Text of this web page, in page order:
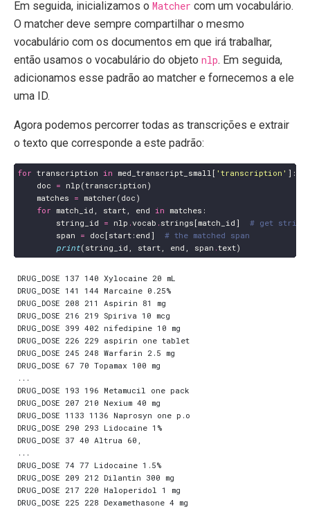
Em seguida, inicializamos o Matcher com um vocabulário.
O matcher deve sempre compartilhar o mesmo
vocabulário com os documentos em que irá trabalhar,
então usamos o vocabulário do objeto nlp. Em seguida,
adicionamos esse padrão ao matcher e fornecemos a ele
uma ID.
Agora podemos percorrer todas as transcrições e extrair
o texto que corresponde a este padrão:
for transcription in med_transcript_small [ 'transcription' ]:
doc = nlp (transcription )
matches = matcher ( doc )
for match_id start end in matches :
string_id = nlp .vocab . strings [match_id ]
# get string
span = doc [start : end ]
# the matched span
print( string_id start end span .text)
DRUG_DOSE 137 140 Xylocaine 20 mL
DRUG_DOSE 141 144 Marcaine 0.25%
DRUG_DOSE 208 211 Aspirin 81 mg
DRUG_DOSE 216 219 Spiriva 10 mcg
DRUG_DOSE 399 402 nifedipine 10 mg
DRUG_DOSE 226 229 aspirin one tablet
DRUG_DOSE 245 248 Warfarin 2.5 mg
DRUG_DOSE 67 70 Topamax 100 mg
...
DRUG_DOSE 193 196 Metamucil one pack
DRUG_DOSE 207 210 Nexium 40 mg
DRUG_DOSE 1133 1136 Naprosyn one p.o
DRUG_DOSE 290 293 Lidocaine 1%
DRUG_DOSE 37 40 Altrua 60,
...
DRUG_DOSE 74 77 Lidocaine 1.5%
DRUG_DOSE 209 212 Dilantin 300 mg
DRUG_DOSE 217 220 Haloperidol 1 mg
DRUG_DOSE 225 228 Dexamethasone 4 mg